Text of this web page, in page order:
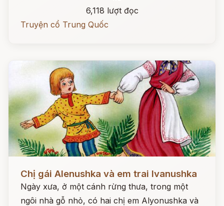
6,118 lượt đọc
Truyện cổ Trung Quốc
Chị gái Alenushka và em trai Ivanushka
Ngày xưa, ở một cánh rừng thưa, trong một
ngôi nhà gỗ nhỏ, có hai chị em Alyonushka và